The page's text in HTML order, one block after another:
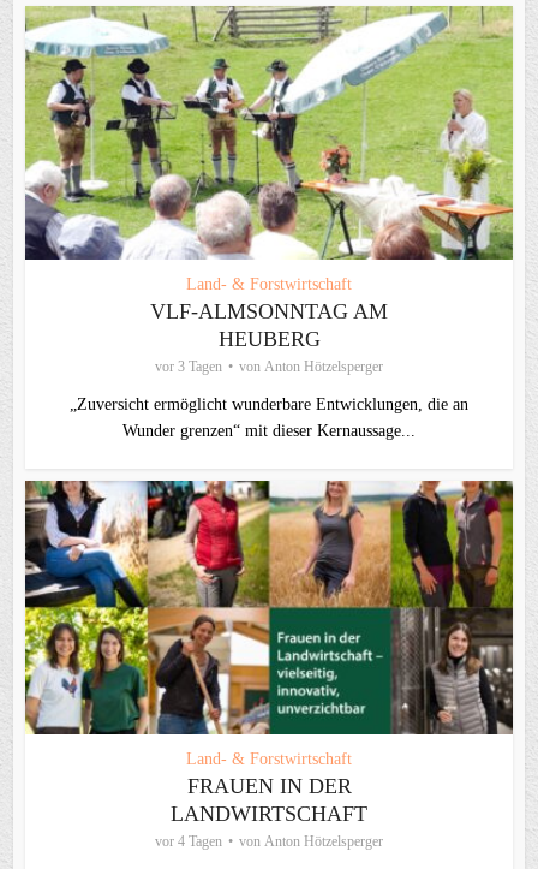
Land- & Forstwirtschaft
VLF-ALMSONNTAG AM
HEUBERG
vor 3 Tagen von Anton Hötzelsperger
„Zuversicht ermöglicht wunderbare Entwicklungen, die an
Wunder grenzen“ mit dieser Kernaussage...
Land- & Forstwirtschaft
FRAUEN IN DER
LANDWIRTSCHAFT
vor 4 Tagen von Anton Hötzelsperger